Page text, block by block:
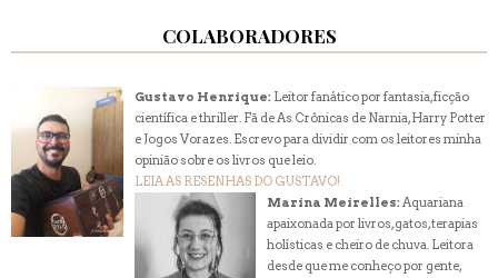
COLABORADORES
Gustavo Henrique: Leitor fanático por fantasia, ficção
científica e thriller. Fã de As Crônicas de Narnia, Harry Potter
e Jogos Vorazes. Escrevo para dividir com os leitores minha
opinião sobre os livros que leio.
LEIA AS RESENHAS DO GUSTAVO!
Marina Meirelles:Aquariana
apaixonada por livros, gatos, terapias
holísticas e cheiro de chuva. Leitora
desde que me conheço por gente,